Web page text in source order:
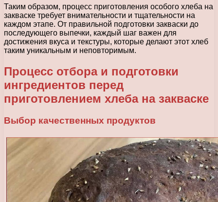
Таким образом, процесс приготовления особого хлеба на
закваске требует внимательности и тщательности на
каждом этапе. От правильной подготовки закваски до
последующего выпечки, каждый шаг важен для
достижения вкуса и текстуры, которые делают этот хлеб
таким уникальным и неповторимым.
Процесс отбора и подготовки
ингредиентов перед
приготовлением хлеба на закваске
Выбор качественных продуктов